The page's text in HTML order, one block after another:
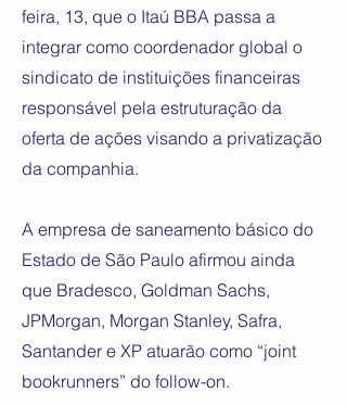
feira, 13, que o Itaú BBA passa a
integrar como coordenador global o
sindicato de instituições financeiras
responsável pela estruturação da
oferta de ações visando a privatização
da companhia.
​A empresa de saneamento básico do
Estado de São Paulo afirmou ainda
que Bradesco, Goldman Sachs,
JPMorgan, Morgan Stanley, Safra,
Santander e XP atuarão como “joint
bookrunners” do follow-on.